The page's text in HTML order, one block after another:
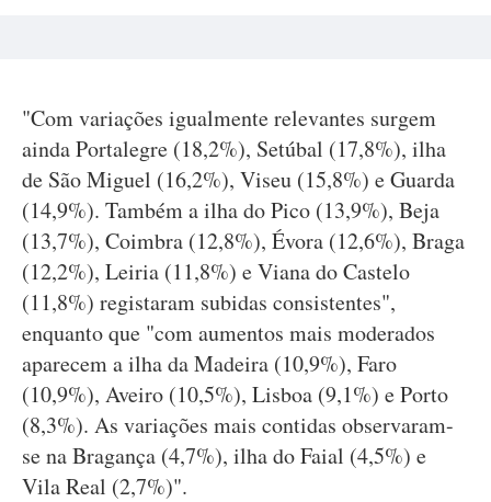
"Com variações igualmente relevantes surgem
ainda Portalegre (18,2%), Setúbal (17,8%), ilha
de São Miguel (16,2%), Viseu (15,8%) e Guarda
(14,9%). Também a ilha do Pico (13,9%), Beja
(13,7%), Coimbra (12,8%), Évora (12,6%), Braga
(12,2%), Leiria (11,8%) e Viana do Castelo
(11,8%) registaram subidas consistentes",
enquanto que "com aumentos mais moderados
aparecem a ilha da Madeira (10,9%), Faro
(10,9%), Aveiro (10,5%), Lisboa (9,1%) e Porto
(8,3%). As variações mais contidas observaram-
se na Bragança (4,7%), ilha do Faial (4,5%) e
Vila Real (2,7%)".